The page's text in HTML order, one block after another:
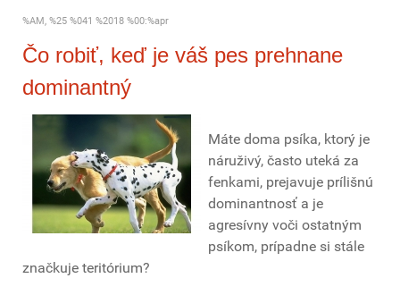
%AM, %25 %041 %2018 %00:%apr
Čo robiť, keď je váš pes prehnane
dominantný
Máte doma psíka, ktorý je
náruživý, často uteká za
fenkami, prejavuje prílišnú
dominantnosť a je
agresívny voči ostatným
psíkom, prípadne si stále
značkuje teritórium?